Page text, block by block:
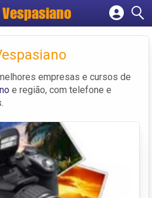
Vespasiano
Cadastrar empresa
Criar conta
empresas e cursos de
e região, com telefone e